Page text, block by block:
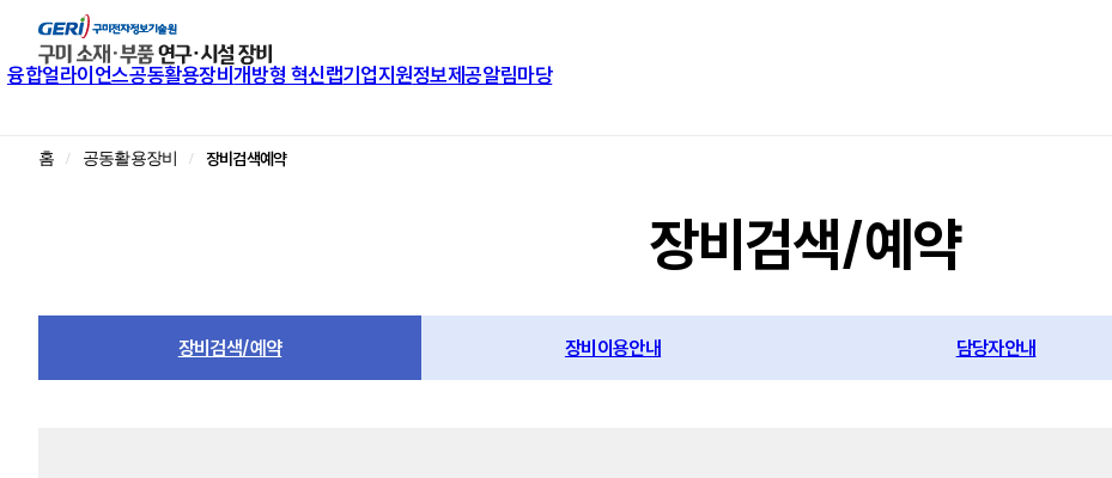
융합얼라이언스공동활용장비개방형 혁신랩기업지원정보제공알림마당
홈 공동활용장비 장비검색예약
장비검색/예약
장비검색/예약 장비이용안내 담당자안내